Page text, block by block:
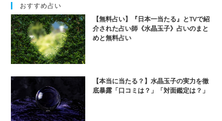
おすすめ占い
【無料占い】『日本一当たる』とTVで紹
介された占い師《水晶玉子》占いのまと
めと無料占い
【本当に当たる？】水晶玉子の実力を徹
底暴露「口コミは？」「対面鑑定は？」